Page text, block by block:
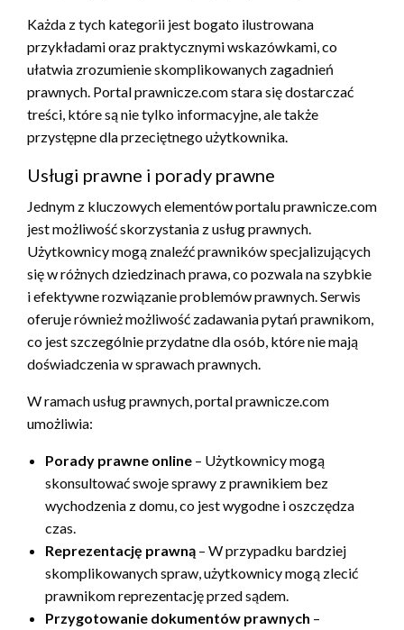
Każda z tych kategorii jest bogato ilustrowana
przykładami oraz praktycznymi wskazówkami, co
ułatwia zrozumienie skomplikowanych zagadnień
prawnych. Portal prawnicze.com stara się dostarczać
treści, które są nie tylko informacyjne, ale także
przystępne dla przeciętnego użytkownika.
Usługi prawne i porady prawne
Jednym z kluczowych elementów portalu prawnicze.com
jest możliwość skorzystania z usług prawnych.
Użytkownicy mogą znaleźć prawników specjalizujących
się w różnych dziedzinach prawa, co pozwala na szybkie
i efektywne rozwiązanie problemów prawnych. Serwis
oferuje również możliwość zadawania pytań prawnikom,
co jest szczególnie przydatne dla osób, które nie mają
doświadczenia w sprawach prawnych.
W ramach usług prawnych, portal prawnicze.com
umożliwia:
Porady prawne online – Użytkownicy mogą
skonsultować swoje sprawy z prawnikiem bez
wychodzenia z domu, co jest wygodne i oszczędza
czas.
Reprezentację prawną – W przypadku bardziej
skomplikowanych spraw, użytkownicy mogą zlecić
prawnikom reprezentację przed sądem.
Przygotowanie dokumentów prawnych –